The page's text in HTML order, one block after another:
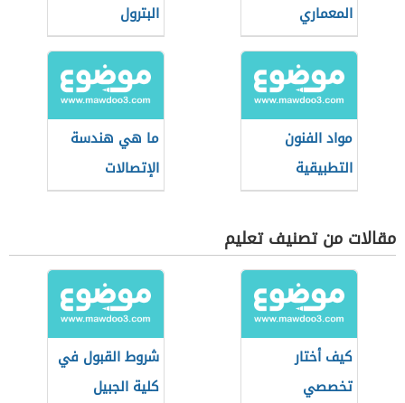
المعماري
البترول
مواد الفنون
التطبيقية
ما هي هندسة
الإتصالات
مقالات من تصنيف تعليم
كيف أختار
تخصصي
شروط القبول في
كلية الجبيل